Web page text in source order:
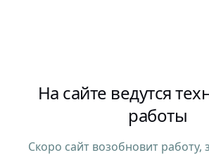
На сайте ведутся
работы
Скоро сайт возобновит работу,